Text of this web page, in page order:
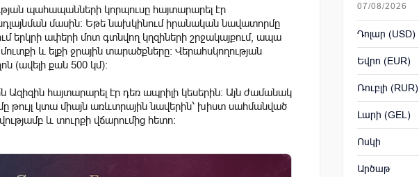
պահապանների կորպուսը հայտարարել էր
մասին։ Եթե նախկինում իրանական նավատորմը
երկրի ափերի մոտ գտնվող կղզիների շրջակայքում, ապա
և ելքի ջրային տարածքները։ Վերահսկողության
(ավելի քան 500 կմ)։
Ազիզին հայտարարել էր դեռ ապրիլի կեսերին։ Այն ժամանակ
թույլ կտա միայն առևտրային նավերին՝ խիստ սահմանված
և տուրքի վճարումից հետո։
07/08/2026
Դոլար (USD)
Եվրո (EUR)
Ռուբլի (RUR)
Լարի (GEL)
Ոսկի
Արծաթ